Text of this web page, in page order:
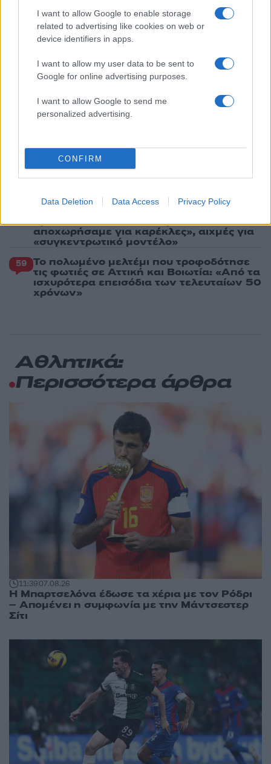
I want to allow Google to enable storage
related to advertising like cookies on web or
device identifiers in apps.
I want to allow my user data to be sent to
Google for online advertising purposes.
I want to allow Google to send me
personalized advertising.
CONFIRM
Data Deletion Data Access Privacy Policy
Πιο σχολιασμένα
Μητσοτάκης στην υπογραφή συμφωνίας
για την ηλεκτρική διασύνδεση Ελλάδας –
είσοδος της Meridiam στην GSI
Έφυγαν οι συνεργάτες, μένει η Μαρία
Canadair 515: Οι πρώτες εικόνες από την
κατασκευή του αεροσκάφους που θα
επιχειρεί και τη νύχτα στα μέτωπα της
Αυγερινός, Μουτσάτσου και ακόμη 20
πρώην στελέχη κατά Καρυστιανού: «Δεν
αποχωρήσαμε για καρέκλες», αιχμές για
«συγκεντρωτικό μοντέλο»
59 Το πολωμένο μελτέμι που τροφοδότησε
τις φωτιές σε Αττική και Βοιωτία: «Από τα
ισχυρότερα επεισόδια των τελευταίων 50
χρόνων»
Αθλητικά:
Περισσότερα άρθρα
11:3907.08.26
Η Μπαρτσελόνα έδωσε τα χέρια με τον Ρόδρι
– Απομένει η συμφωνία με την Μάντσεστερ
Σίτι